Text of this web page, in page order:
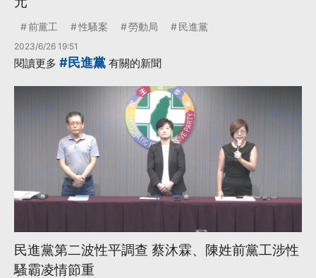
前黨工 性騷案 勞動局 民進黨
2023/6/26 19:51
閱讀更多 #民進黨 有關的新聞
民進黨第二波性平調查 蔡沐霖、陳姓前黨工涉性
騷霸凌情節重